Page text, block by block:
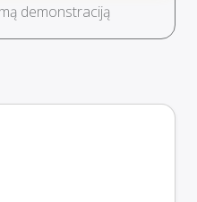
demonstraciją